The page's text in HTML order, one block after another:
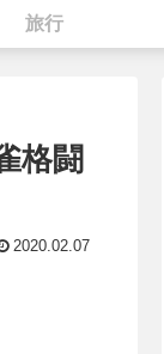
旅行
格闘
2020.02.07